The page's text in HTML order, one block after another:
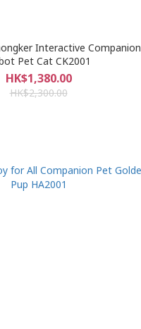
Interactive Companion
Pet Cat CK2001
HK$1,380.00
HK$2,300.00